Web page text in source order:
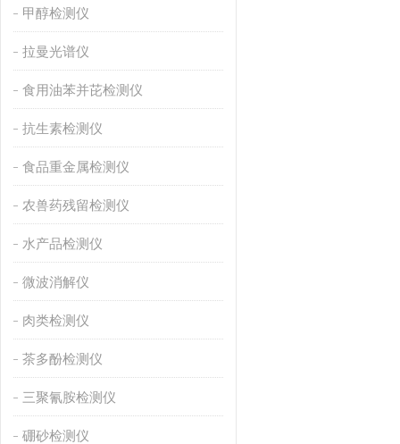
甲醇检测仪
拉曼光谱仪
食用油苯并芘检测仪
抗生素检测仪
食品重金属检测仪
农兽药残留检测仪
水产品检测仪
微波消解仪
肉类检测仪
茶多酚检测仪
三聚氰胺检测仪
硼砂检测仪